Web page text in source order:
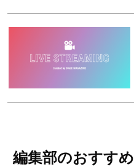
編集部のおすすめ